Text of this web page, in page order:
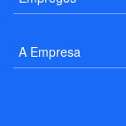
A Empresa